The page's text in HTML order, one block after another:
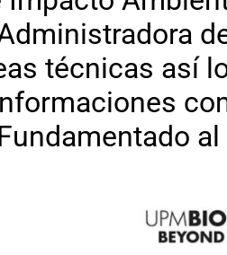
técnicas así